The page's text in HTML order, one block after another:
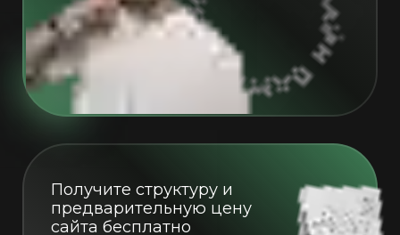
Получите структуру и
предварительную цену
сайта бесплатно